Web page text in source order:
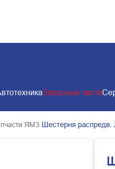
Запасные части
ЯМЗ Шестерня распредв.